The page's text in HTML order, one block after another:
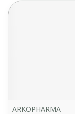
ARKOPHARMA